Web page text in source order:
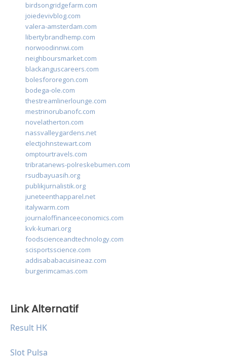
birdsongridgefarm.com
joiedevivblog.com
valera-amsterdam.com
libertybrandhemp.com
norwoodinnwi.com
neighboursmarket.com
blackanguscareers.com
bolesfororegon.com
bodega-ole.com
thestreamlinerlounge.com
mestrinorubanofc.com
novelatherton.com
nassvalleygardens.net
electjohnstewart.com
omptourtravels.com
tribratanews-polreskebumen.com
rsudbayuasih.org
publikjurnalistik.org
juneteenthapparel.net
italywarm.com
journaloffinanceeconomics.com
kvk-kumari.org
foodscienceandtechnology.com
scisportsscience.com
addisababacuisineaz.com
burgerimcamas.com
Link Alternatif
Result HK
Slot Pulsa